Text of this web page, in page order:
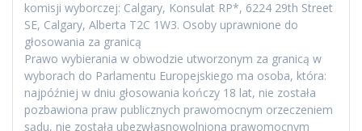
komisji wyborczej: Calgary, Konsulat RP*, 6224 29th Street
SE, Calgary, Alberta T2C 1W3. Osoby uprawnione do
głosowania za granicą
Prawo wybierania w obwodzie utworzonym za granicą w
wyborach do Parlamentu Europejskiego ma osoba, która:
najpóźniej w dniu głosowania kończy 18 lat, nie została
pozbawiona praw publicznych prawomocnym orzeczeniem
sądu, nie została ubezwłasnowolniona prawomocnym